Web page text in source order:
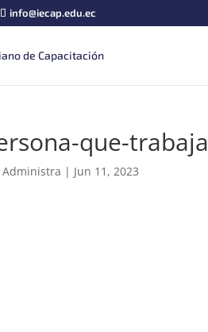
info@iecap.edu.ec
que-trabaja
Administra | Jun 11, 2023